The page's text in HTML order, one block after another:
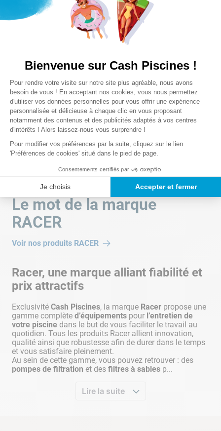
Avis clients
Veuillez vous connecter pour écrire un avis.
Le plus récent
Chargement des avis…
Le mot de la marque
RACER
Voir nos produits RACER
Racer, une marque alliant fiabilité et
prix attractifs
Exclusivité Cash Piscines, la marque Racer propose une
gamme complète d’équipements pour l’entretien de
votre piscine dans le but de vous faciliter le travail au
quotidien. Tous les produits Racer allient innovation,
qualité ainsi que robustesse afin de durer dans le temps
et vous satisfaire pleinement.
Au sein de cette gamme, vous pouvez retrouver : des
pompes de filtration et des filtres à sables p...
Lire la suite
Bienvenue sur Cash Piscines !
Plateforme de Gestion du
Pour rendre votre visite sur notre site plus agréable, nous avons
besoin de vous ! En acceptant nos cookies, vous nous permettez
d'utiliser vos données personnelles pour vous offrir une expérience
personnalisée et délicieuse à chaque clic en vous proposant
notamment des contenus et des publicités adaptés à vos centres
d'intérêts ! Alors laissez-nous vous surprendre !
Pour modifier vos préférences par la suite, cliquez sur le lien
'Préférences de cookies' situé dans le pied de page.
Consentements certifiés par
Je choisis Accepter et fermer
Axeptio consent